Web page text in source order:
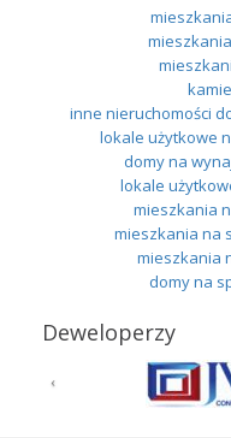
inne nieruchomości
lokale użytkowe
domy na
lokale
mieszkania
mieszkania na
mieszkania
domy na
Deweloperzy